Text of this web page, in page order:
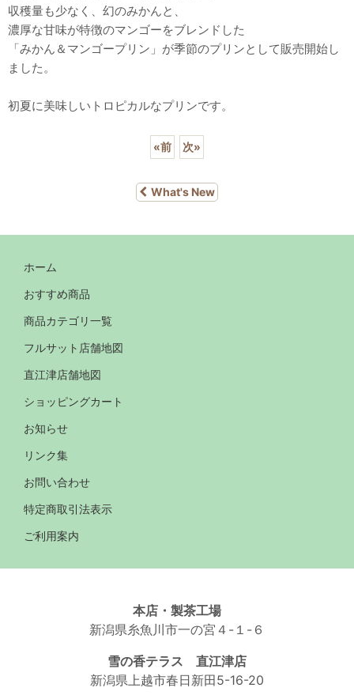
収穫量も少なく、幻のみかんと、
濃厚な甘味が特徴のマンゴーをブレンドした
「みかん＆マンゴープリン」が季節のプリンとして販売開始し
ました。
初夏に美味しいトロピカルなプリンです。
«前 次»
What's New
ホーム
おすすめ商品
商品カテゴリ一覧
フルサット店舗地図
直江津店舗地図
ショッピングカート
お知らせ
リンク集
お問い合わせ
特定商取引法表示
ご利用案内
本店・製茶工場
新潟県糸魚川市一の宮４-１-６
雪の香テラス 直江津店
新潟県上越市春日新田5-16-20